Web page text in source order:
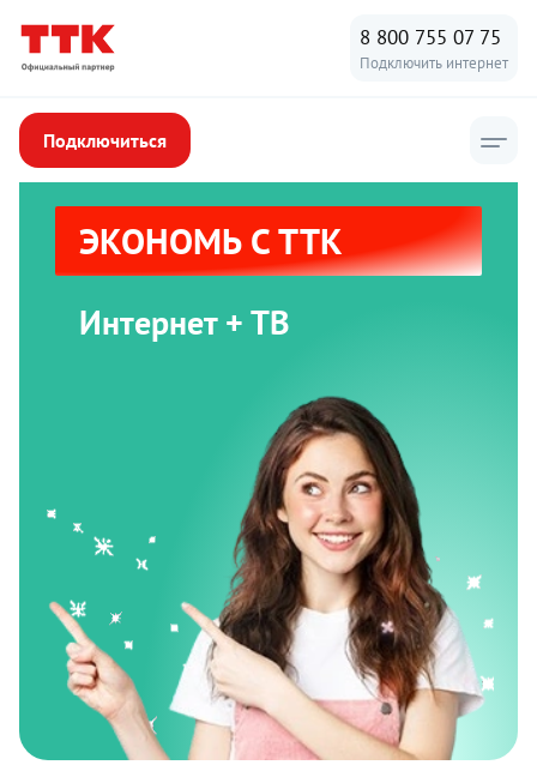
8 800 755 07 75
Подключить интернет
Подключиться
ЭКОНОМЬ С ТТК
Интернет + ТВ